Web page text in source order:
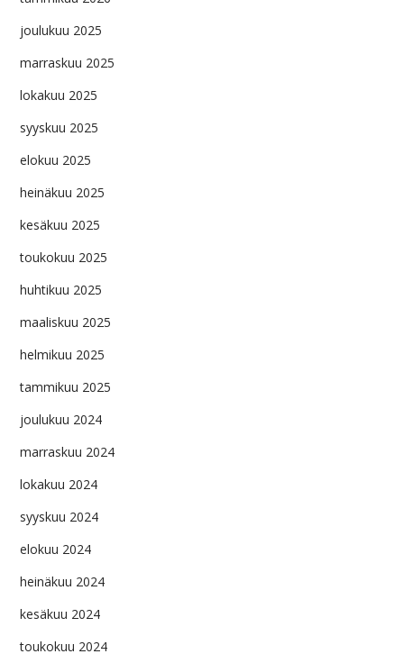
joulukuu 2025
marraskuu 2025
lokakuu 2025
syyskuu 2025
elokuu 2025
heinäkuu 2025
kesäkuu 2025
toukokuu 2025
huhtikuu 2025
maaliskuu 2025
helmikuu 2025
tammikuu 2025
joulukuu 2024
marraskuu 2024
lokakuu 2024
syyskuu 2024
elokuu 2024
heinäkuu 2024
kesäkuu 2024
toukokuu 2024